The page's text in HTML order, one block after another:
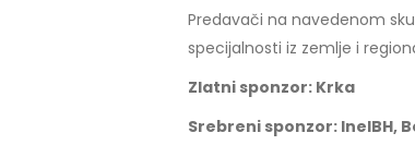
Predavači na navedenom
specijalnosti iz zemlje i
Zlatni sponzor: Krka
Srebreni sponzor: InelBH,